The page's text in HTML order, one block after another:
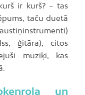
ir kurš? – tas
taču duetā
ģitāra), citos
mūziķi, kas
un